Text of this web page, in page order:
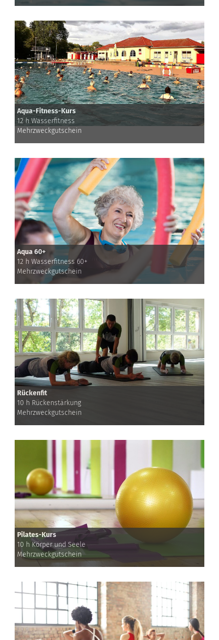
Aqua-Fitness-Kurs
12 h Wasserfitness
Mehrzweckgutschein
Aqua 60+
12 h Wasserfitness 60+
Mehrzweckgutschein
Rückenfit
10 h Rückenstärkung
Mehrzweckgutschein
Pilates-Kurs
10 h Körper und Seele
Mehrzweckgutschein